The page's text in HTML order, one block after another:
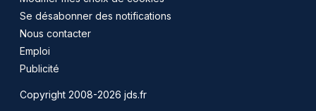
Se désabonner des notifications
Nous contacter
Emploi
Publicité
Copyright 2008-2026 jds.fr